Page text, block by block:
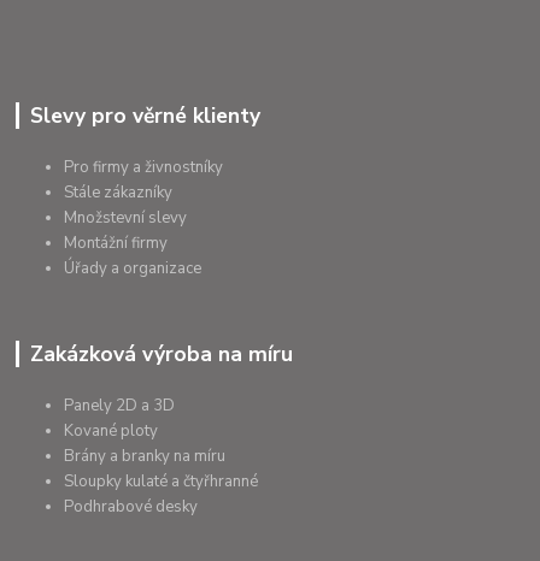
Slevy pro věrné klienty
Pro firmy a živnostníky
Stále zákazníky
Množstevní slevy
Montážní firmy
Úřady a organizace
Zakázková výroba na míru
Panely 2D a 3D
Kované ploty
Brány a branky na míru
Sloupky kulaté a čtyřhranné
Podhrabové desky